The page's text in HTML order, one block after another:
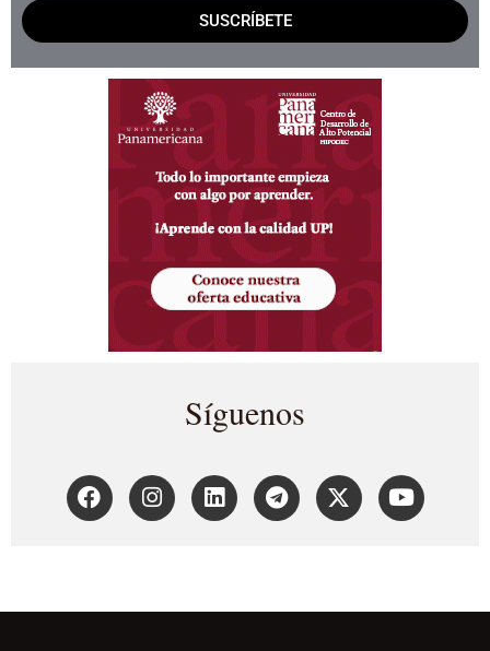
SUSCRÍBETE
Síguenos